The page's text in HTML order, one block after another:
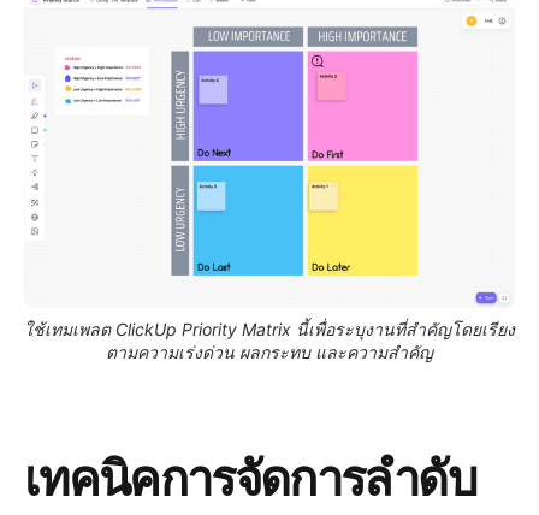
ใช้เทมเพลต ClickUp Priority Matrix นี้เพื่อระบุงานที่สำคัญโดยเรียง
ตามความเร่งด่วน ผลกระทบ และความสำคัญ
เทคนิคการจัดการลำดับ